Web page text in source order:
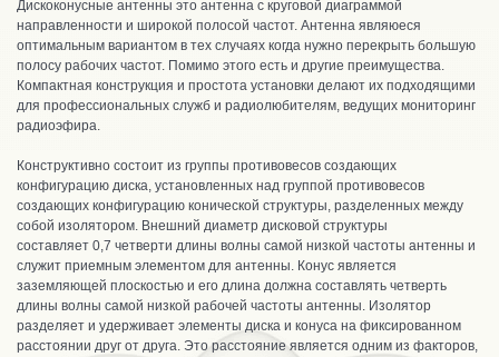
Дискоконусные антенны это антенна с круговой диаграммой
направленности и широкой полосой частот. Антенна являюеся
оптимальным вариантом в тех случаях когда нужно перекрыть большую
полосу рабочих частот. Помимо этого есть и другие преимущества.
Компактная конструкция и простота установки делают их подходящими
для профессиональных служб и радиолюбителям, ведущих мониторинг
радиоэфира.
Конструктивно состоит из группы противовесов создающих
конфигурацию диска, установленных над группой противовесов
создающих конфигурацию конической структуры, разделенных между
собой изолятором. Внешний диаметр дисковой структуры
составляет 0,7 четверти длины волны самой низкой частоты антенны и
служит приемным элементом для антенны. Конус является
заземляющей плоскостью и его длина должна составлять четверть
длины волны самой низкой рабочей частоты антенны. Изолятор
разделяет и удерживает элементы диска и конуса на фиксированном
расстоянии друг от друга. Это расстояние является одним из факторов,